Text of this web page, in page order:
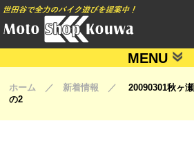
MENU
ホーム ／ 新着情報 ／20090301秋ヶ
の2